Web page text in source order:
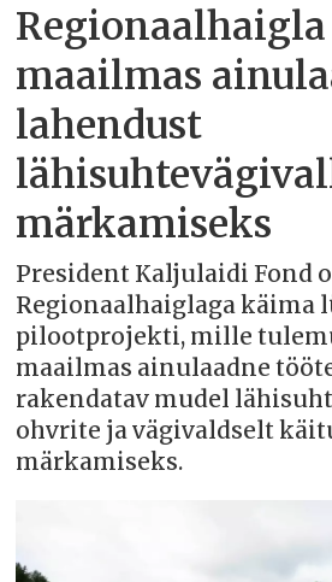
maailmas
lahendust
märkamiseks
President Kaljulaidi Fond
Regionaalhaiglaga käima
pilootprojekti, mille
maailmas ainulaadne
rakendatav mudel
ohvrite ja vägivaldselt
märkamiseks.